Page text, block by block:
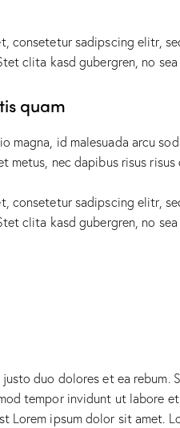
consetetur sadipscing elitr,
clita kasd gubergren, no
quam
magna, id malesuada arcu
metus, nec dapibus risus risus
consetetur sadipscing elitr,
clita kasd gubergren, no
duo dolores et ea
tempor invidunt ut labore
Lorem ipsum dolor sit amet.